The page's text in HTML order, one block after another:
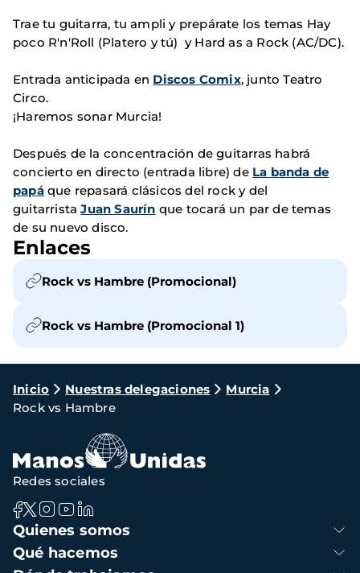
Trae tu guitarra, tu ampli y prepárate los temas Hay
poco R'n'Roll (Platero y tú) y Hard as a Rock (AC/DC).
Entrada anticipada en Discos Comix, junto Teatro
Circo.
¡Haremos sonar Murcia!
Después de la concentración de guitarras habrá
concierto en directo (entrada libre) de La banda de
papáque repasará clásicos del rock y del
guitarristaJuan Saurín que tocará un par de temas
de su nuevo disco.
Enlaces
Rock vs Hambre (Promocional)
Rock vs Hambre (Promocional 1)
Ruta
de
navegación
Inicio Nuestras delegaciones
Murcia
Rock vs Hambre
Navegación
principal
Quienes somos
Qué hacemos
Redes sociales